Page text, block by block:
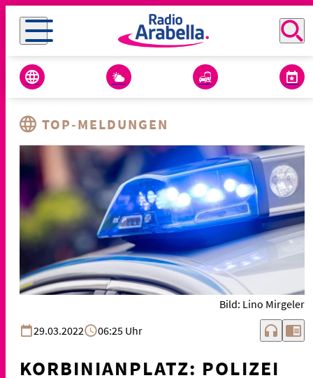
TOP-MELDUNGEN
Bild: Lino Mirgeler
29.03.2022
06:25 Uhr headphones chrome_reader_mode
KORBINIANPLATZ: POLIZEI